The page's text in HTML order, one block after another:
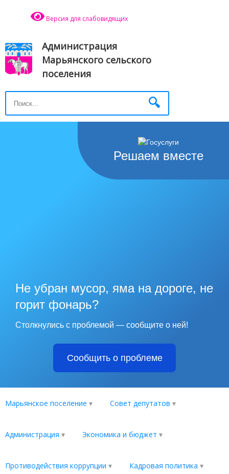
Версия для слабовидящих
Администрация
Марьянского сельского
поселения
Решаем вместе
Не убран мусор, яма на дороге, не
горит фонарь?
Столкнулись с проблемой — сообщите о ней!
Сообщить о проблеме
Марьянское поселение Совет депутатов
Администрация Экономика и бюджет
Противодействия коррупции Кадровая политика